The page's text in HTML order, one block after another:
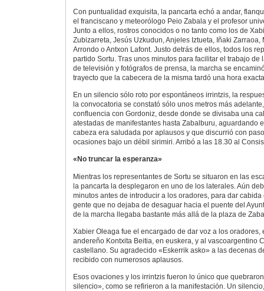
Con puntualidad exquisita, la pancarta echó a andar,
el franciscano y meteorólogo Peio Zabala y el profesor
Junto a ellos, rostros conocidos o no tanto como los de
Zubizarreta, Jesús Uzkudun, Anjeles Iztueta, Iñaki
Arrondo o Antxon Lafont. Justo detrás de ellos, todos los
partido Sortu. Tras unos minutos para facilitar el trabajo de
de televisión y fotógrafos de prensa, la marcha se
trayecto que la cabecera de la misma tardó una hora
En un silencio sólo roto por espontáneos irrintzis, la
la convocatoria se constató sólo unos metros más
confluencia con Gordoniz, desde donde se divisaba una
atestadas de manifestantes hasta Zabalburu, aguardando
cabeza era saludada por aplausos y que discurrió con
ocasiones bajo un débil sirimiri. Arribó a las 18.30 al
«No truncar la esperanza»
Mientras los representantes de Sortu se situaron en las
la pancarta la desplegaron en uno de los laterales. Aún
minutos antes de introducir a los oradores, para dar
gente que no dejaba de desaguar hacia el puente del
de la marcha llegaba bastante más allá de la plaza de
Xabier Oleaga fue el encargado de dar voz a los oradores,
andereño Kontxita Beitia, en euskera, y al vascoargentino
castellano. Su agradecido «Eskerrik asko» a las decenas
recibido con numerosos aplausos.
Esos ovaciones y los irrintzis fueron lo único que
silencio», como se refirieron a la manifestación. Un